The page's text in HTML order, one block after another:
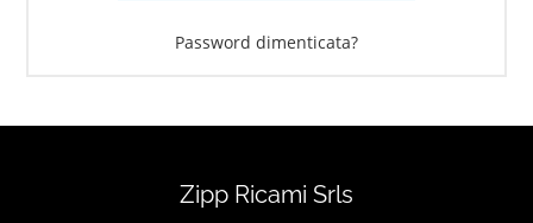
Password dimenticata?
Zipp Ricami Srls